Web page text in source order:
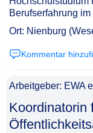
Berufserfahrung
Ort: Nienburg
Kommentar
Arbeitgeber: EWA
Koordinatorin